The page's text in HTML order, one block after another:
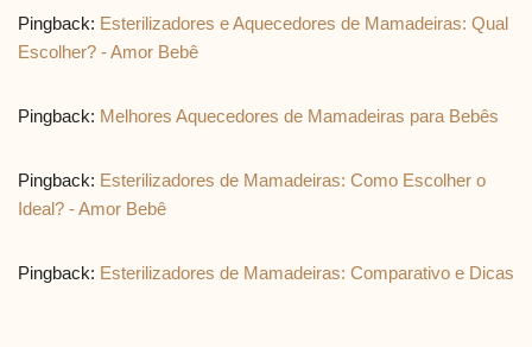
Pingback: Esterilizadores e Aquecedores de Mamadeiras: Qual
Escolher? - Amor Bebê
Pingback: Melhores Aquecedores de Mamadeiras para Bebês
Pingback: Esterilizadores de Mamadeiras: Como Escolher o
Ideal? - Amor Bebê
Pingback: Esterilizadores de Mamadeiras: Comparativo e Dicas